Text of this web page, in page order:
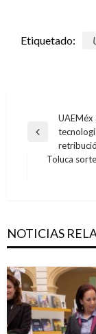
Etiquetado:
de
entradas
Entrada
anterior
UAEMéx
Toluca
NOTICIAS